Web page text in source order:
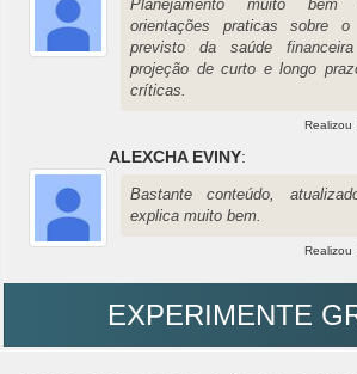
Planejamento muito bem
orientações praticas sobre o
previsto da saúde
projeção de curto e longo
críticas.
Realizou
ALEXCHA EVINY:
Bastante conteúdo,
explica muito bem.
Realizou
EXPERIMENTE